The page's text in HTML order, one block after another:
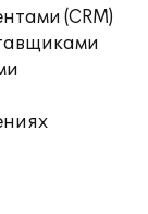
(CRM)